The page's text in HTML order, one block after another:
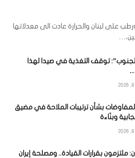
على لبنان والحرارة عادت الى معدلاتها
توقف التغذية في صيدا لهذا
بشأن ترتيبات الملاحة في مضيق
وبنّاءة
ملتزمون بقرارات القيادة.. ومصلحة إيران